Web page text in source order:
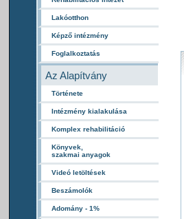
Lakóotthon
Képző intézmény
Foglalkoztatás
Az Alapítvány
Története
Intézmény kialakulása
Komplex rehabilitáció
Könyvek,
szakmai anyagok
Videó letöltések
Beszámolók
Adomány - 1%